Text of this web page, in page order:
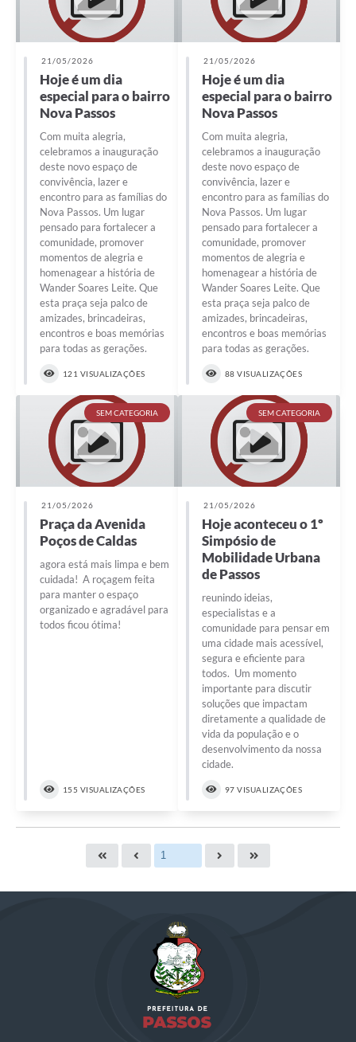
21/05/2026
Hoje é um dia
especial para o bairro
Nova Passos
Com muita alegria,
celebramos a inauguração
deste novo espaço de
convivência, lazer e
encontro para as famílias do
Nova Passos. Um lugar
pensado para fortalecer a
comunidade, promover
momentos de alegria e
homenagear a história de
Wander Soares Leite. Que
esta praça seja palco de
amizades, brincadeiras,
encontros e boas memórias
para todas as gerações.
121 VISUALIZAÇÕES
21/05/2026
Hoje é um dia
especial para o bairro
Nova Passos
Com muita alegria,
celebramos a inauguração
deste novo espaço de
convivência, lazer e
encontro para as famílias do
Nova Passos. Um lugar
pensado para fortalecer a
comunidade, promover
momentos de alegria e
homenagear a história de
Wander Soares Leite. Que
esta praça seja palco de
amizades, brincadeiras,
encontros e boas memórias
para todas as gerações.
88 VISUALIZAÇÕES
SEM CATEGORIA
21/05/2026
Praça da Avenida
Poços de Caldas
agora está mais limpa e bem
cuidada! A roçagem feita
para manter o espaço
organizado e agradável para
todos ficou ótima!
155 VISUALIZAÇÕES
SEM CATEGORIA
21/05/2026
Hoje aconteceu o 1º
Simpósio de
Mobilidade Urbana
de Passos
reunindo ideias,
especialistas e a
comunidade para pensar em
uma cidade mais acessível,
segura e eficiente para
todos. Um momento
importante para discutir
soluções que impactam
diretamente a qualidade de
vida da população e o
desenvolvimento da nossa
cidade.
97 VISUALIZAÇÕES